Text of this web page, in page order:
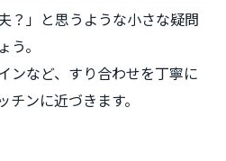
？」と思うような小さな疑問
。
ンなど、すり合わせを丁寧に
ンに近づきます。